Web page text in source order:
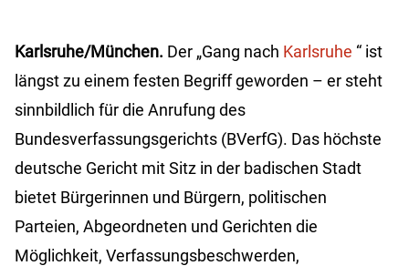
Karlsruhe/München. Der „Gang nach Karlsruhe “ ist
längst zu einem festen Begriff geworden – er steht
sinnbildlich für die Anrufung des
Bundesverfassungsgerichts (BVerfG). Das höchste
deutsche Gericht mit Sitz in der badischen Stadt
bietet Bürgerinnen und Bürgern, politischen
Parteien, Abgeordneten und Gerichten die
Möglichkeit, Verfassungsbeschwerden,